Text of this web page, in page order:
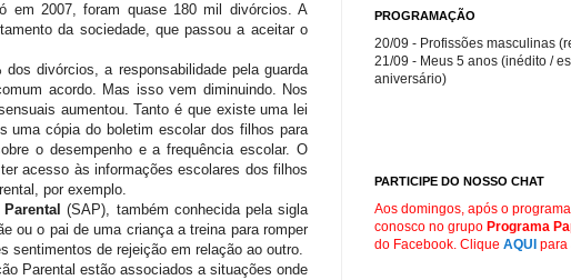
em 2007, foram quase 180 mil divórcios. A
da sociedade, que passou a aceitar o
divórcios, a responsabilidade pela guarda
acordo. Mas isso vem diminuindo. Nos
aumentou. Tanto é que existe uma lei
uma cópia do boletim escolar dos filhos para
o desempenho e a frequência escolar. O
acesso às informações escolares dos filhos
por exemplo.
(SAP), também conhecida pela sigla
ou o pai de uma criança a treina para romper
sentimentos de rejeição em relação ao outro.
Parental estão associados a situações onde
PROGRAMAÇÃO
20/09 - Profissões masculinas
21/09 - Meus 5 anos (inédito /
aniversário)
PARTICIPE DO NOSSO CHAT
Aos domingos, após o
conosco no grupo Programa
do Facebook . Clique AQUI para